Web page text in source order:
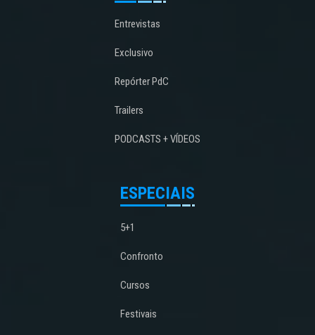
Entrevistas
Exclusivo
Repórter PdC
Trailers
PODCASTS + VÍDEOS
ESPECIAIS
5+1
Confronto
Cursos
Festivais